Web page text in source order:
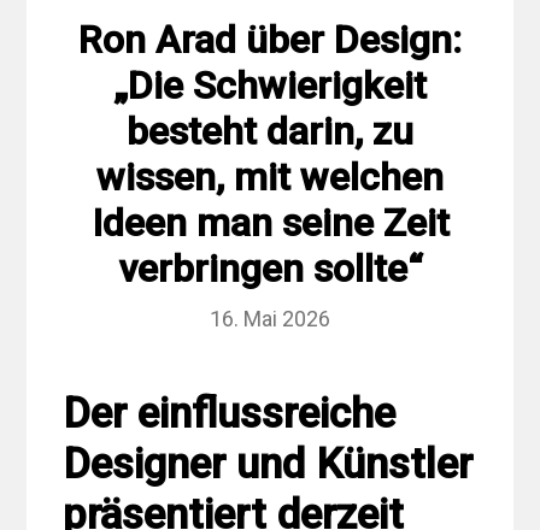
Ron Arad über Design:
„Die Schwierigkeit
besteht darin, zu
wissen, mit welchen
Ideen man seine Zeit
verbringen sollte“
16. Mai 2026
Der einflussreiche
Designer und Künstler
präsentiert derzeit